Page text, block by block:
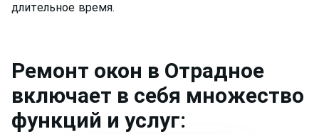
длительное время.
Ремонт окон в Отрадное
включает в себя множество
функций и услуг: